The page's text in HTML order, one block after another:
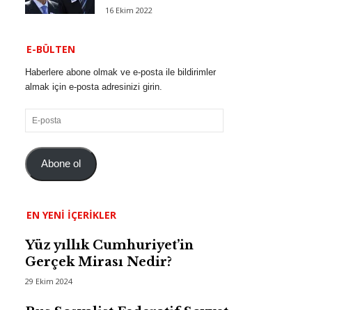
16 Ekim 2022
E-BÜLTEN
Haberlere abone olmak ve e-posta ile bildirimler
almak için e-posta adresinizi girin.
E-
posta
Abone ol
EN YENI İÇERIKLER
Yüz yıllık Cumhuriyet’in
Gerçek Mirası Nedir?
29 Ekim 2024